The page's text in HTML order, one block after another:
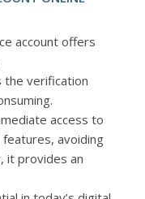
account offers
the verification
access to
avoiding
it provides an